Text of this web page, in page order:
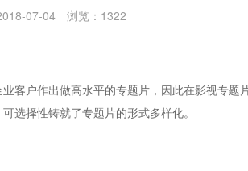
07-04 浏览： 1322
户作出做高水平的专题片，因此在影视专题
选择性铸就了专题片的形式多样化。